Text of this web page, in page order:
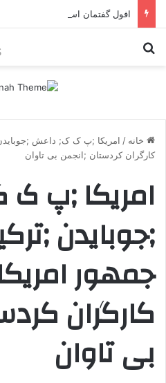
خانه / امریکا ;پ ک ک; داعش
کارگران کردستان ;انجمن بی تاوان
امریکا ;پ
;جوبایدن
جمهور
کارگران
بی تاوان